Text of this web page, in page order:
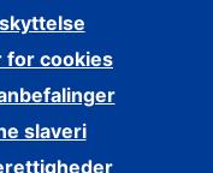
for cookies
slaveri